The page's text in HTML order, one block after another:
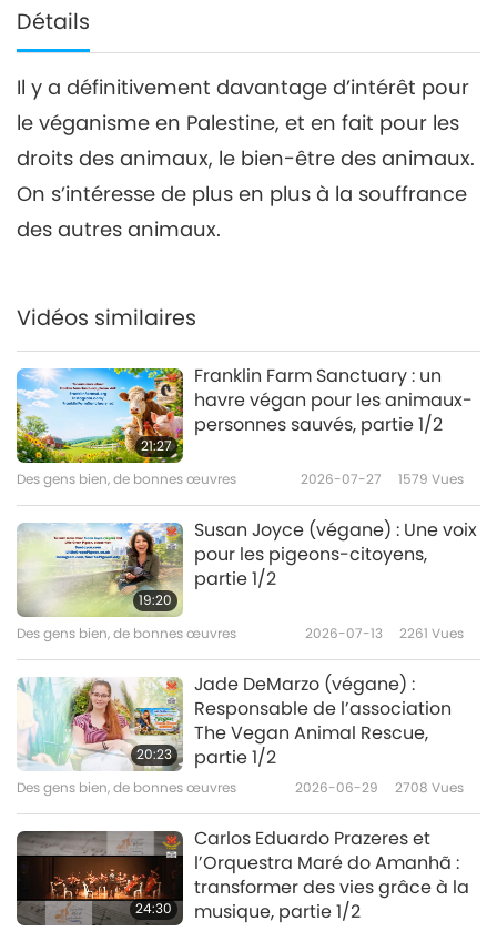
Détails
Il y a définitivement davantage d’intérêt pour
le véganisme en Palestine, et en fait pour les
droits des animaux, le bien-être des animaux.
On s’intéresse de plus en plus à la souffrance
des autres animaux.
Vidéos similaires
21:27
Franklin Farm Sanctuary : un
havre végan pour les animaux-
personnes sauvés, partie 1/2
Des gens bien, de bonnes œuvres 2026-07-27 1579 Vues
19:20
Susan Joyce (végane) : Une voix
pour les pigeons-citoyens,
partie 1/2
Des gens bien, de bonnes œuvres 2026-07-13 2261 Vues
20:23
Jade DeMarzo (végane) :
Responsable de l’association
The Vegan Animal Rescue,
partie 1/2
Des gens bien, de bonnes œuvres 2026-06-29 2708 Vues
24:30
Carlos Eduardo Prazeres et
l’Orquestra Maré do Amanhã :
transformer des vies grâce à la
musique, partie 1/2